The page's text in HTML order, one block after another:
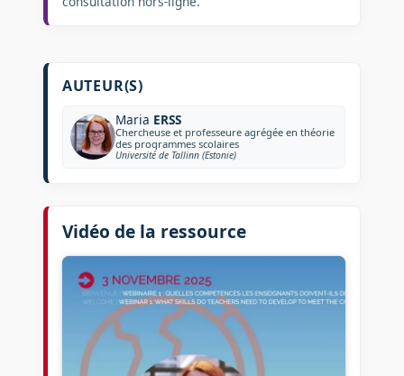
AUTEUR(S)
Maria ERSS
Chercheuse et professeure agrégée en théorie
des programmes scolaires
Université de Tallinn (Estonie)
Vidéo de la ressource